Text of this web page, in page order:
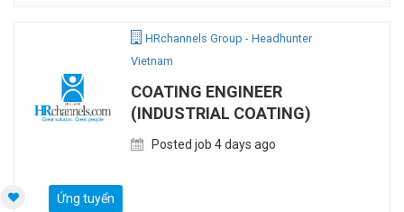
HRchannels Group - Headhunter
Vietnam
COATING ENGINEER
(INDUSTRIAL COATING)
Posted job 4 days ago
Ứng tuyển